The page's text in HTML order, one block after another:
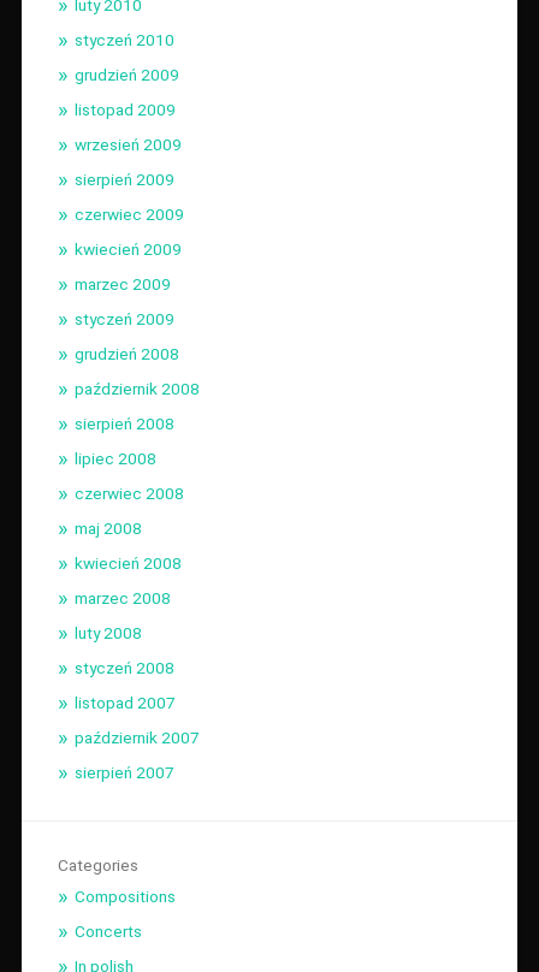
luty 2010
styczeń 2010
grudzień 2009
listopad 2009
wrzesień 2009
sierpień 2009
czerwiec 2009
kwiecień 2009
marzec 2009
styczeń 2009
grudzień 2008
październik 2008
sierpień 2008
lipiec 2008
czerwiec 2008
maj 2008
kwiecień 2008
marzec 2008
luty 2008
styczeń 2008
listopad 2007
październik 2007
sierpień 2007
Categories
Compositions
Concerts
In polish